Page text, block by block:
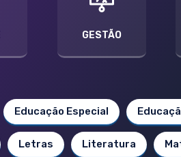
GESTÃO
Educação Especial
Letras Literatura